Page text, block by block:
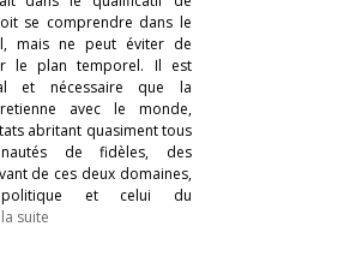
se comprendre dans le
mais ne peut éviter de
le plan temporel. Il est
et nécessaire que la
avec le monde,
abritant quasiment tous
de fidèles, des
de ces deux domaines,
et celui du
suite